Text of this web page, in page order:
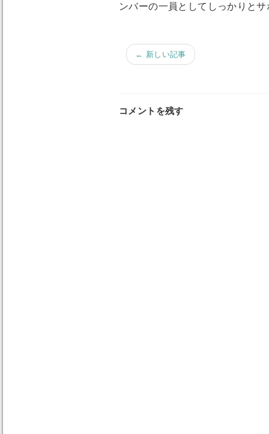
ンバーの一員としてしっかりと
← 新しい記事
コメントを残す